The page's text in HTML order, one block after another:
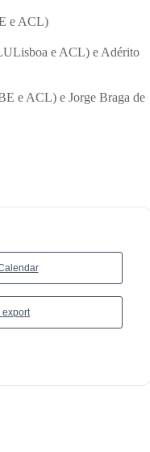
e ACL)
e ACL) e Adérito
e ACL) e Jorge Braga de
export